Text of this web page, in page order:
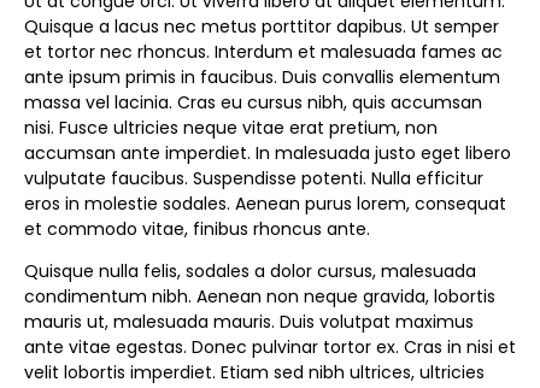
Quisque a lacus nec metus porttitor dapibus. Ut semper
et tortor nec rhoncus. Interdum et malesuada fames ac
ante ipsum primis in faucibus. Duis convallis elementum
massa vel lacinia. Cras eu cursus nibh, quis accumsan
nisi. Fusce ultricies neque vitae erat pretium, non
accumsan ante imperdiet. In malesuada justo eget libero
vulputate faucibus. Suspendisse potenti. Nulla efficitur
eros in molestie sodales. Aenean purus lorem, consequat
et commodo vitae, finibus rhoncus ante.
Quisque nulla felis, sodales a dolor cursus, malesuada
condimentum nibh. Aenean non neque gravida, lobortis
mauris ut, malesuada mauris. Duis volutpat maximus
ante vitae egestas. Donec pulvinar tortor ex. Cras in nisi et
velit lobortis imperdiet. Etiam sed nibh ultrices, ultricies